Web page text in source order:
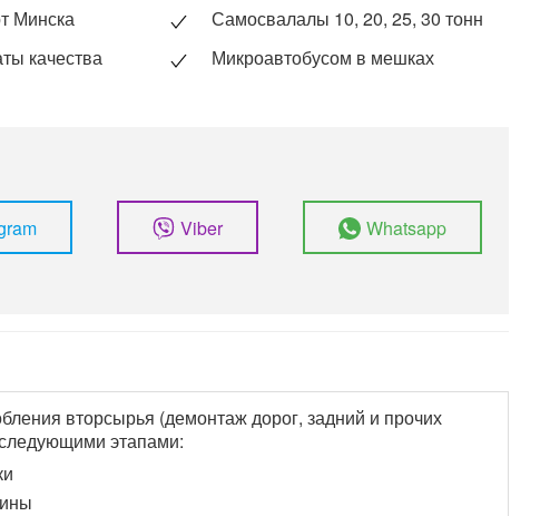
Минска
качества
Самосвалалы 10, 20, 25, 30 тонн
Микроавтобусом в мешках
Viber Whatsapp
вторсырья (демонтаж дорог, задний и прочих
этапами: